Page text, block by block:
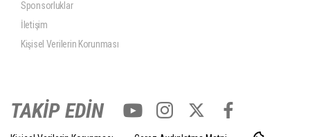
Sponsorluklar
İletişim
Kişisel Verilerin Korunması
TAKİP EDİN